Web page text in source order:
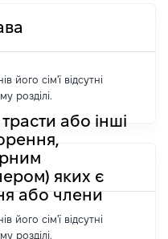
його сім'ї відсутні
розділі.
або інші
яких є
або члени
його сім'ї відсутні
розділі.